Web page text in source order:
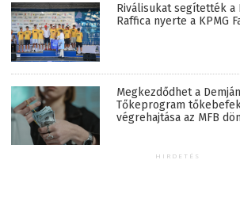
Riválisukat segítették a
Raffica nyerte a KPMG
Megkezdődhet a
Tőkeprogram
végrehajtása az MFB
HIRDETÉS